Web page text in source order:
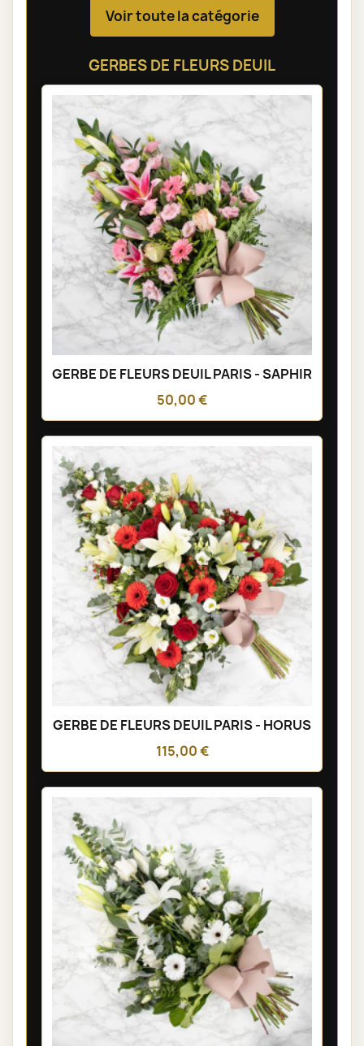
Voir toute la catégorie
GERBES DE FLEURS DEUIL
GERBE DE FLEURS DEUIL PARIS - SAPHIR
50,00 €
GERBE DE FLEURS DEUIL PARIS - HORUS
115,00 €